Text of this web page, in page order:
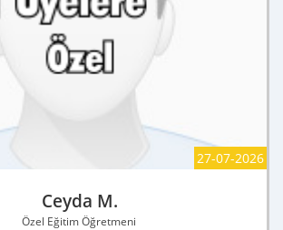
27-07-2026
Ceyda M.
Özel Eğitim Öğretmeni